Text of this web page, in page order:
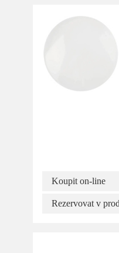
Koupit on-line
Rezervovat v